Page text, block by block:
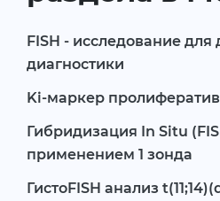
FISH - исследование
диагностики
Ki-маркер
Гибридизация In Situ
применением 1 зонда
ГистоFISH анализ